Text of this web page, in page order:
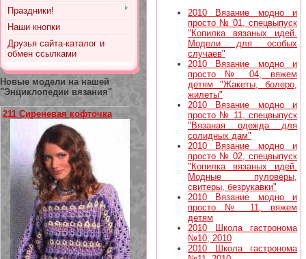
Праздники!
Наши кнопки
Друзья сайта-каталог и
обмен ссылками
Новые модели на нашей
"Энциклопедии вязания"
211 Сиреневая кофточка
2010 Вязание модно и
просто № 01, спецвыпуск
"Копилка вязаных идей.
Модели для особых
случаев"
2010 Вязание модно и
просто № 04, вяжем
детям "Жакеты, болеро,
жилеты"
2010 Вязание модно и
просто № 11, спецвыпуск
"Вязаная одежда для
солидных дам"
2010 Вязание модно и
просто № 02, спецвыпуск
"Копилка вязаных идей.
Модные пуловеры,
свитеры, безрукавки"
2010 Вязание модно и
просто № 11, вяжем
детям
2010 Школа гастронома
№10, 2010
2010 Школа гастронома